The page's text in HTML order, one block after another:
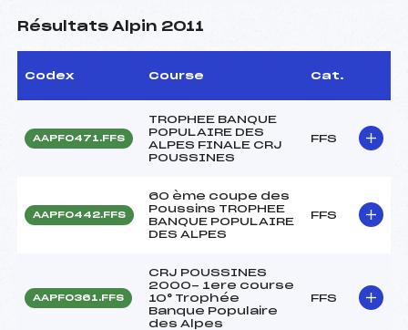
Résultats Alpin 2011
Codex Course Cat.
AAPF0471.FFS
TROPHEE BANQUE
POPULAIRE DES
ALPES FINALE CRJ
POUSSINES
FFS
AAPF0442.FFS
60 ème coupe des
Poussins TROPHEE
BANQUE POPULAIRE
DES ALPES
FFS
AAPF0361.FFS
CRJ POUSSINES
2000- 1ere course
10° Trophée
Banque Populaire
des Alpes
FFS